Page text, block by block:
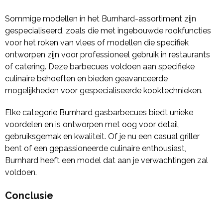
Sommige modellen in het Burnhard-assortiment zijn
gespecialiseerd, zoals die met ingebouwde rookfuncties
voor het roken van vlees of modellen die specifiek
ontworpen zijn voor professioneel gebruik in restaurants
of catering. Deze barbecues voldoen aan specifieke
culinaire behoeften en bieden geavanceerde
mogelijkheden voor gespecialiseerde kooktechnieken.
Elke categorie Burnhard gasbarbecues biedt unieke
voordelen en is ontworpen met oog voor detail,
gebruiksgemak en kwaliteit. Of je nu een casual griller
bent of een gepassioneerde culinaire enthousiast,
Burnhard heeft een model dat aan je verwachtingen zal
voldoen.
Conclusie